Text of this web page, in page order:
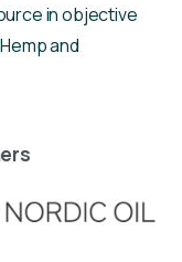
in objective
and